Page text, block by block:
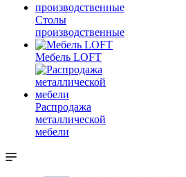
Столы
производственные
Мебель LOFT
Распродажа
металлической
мебели